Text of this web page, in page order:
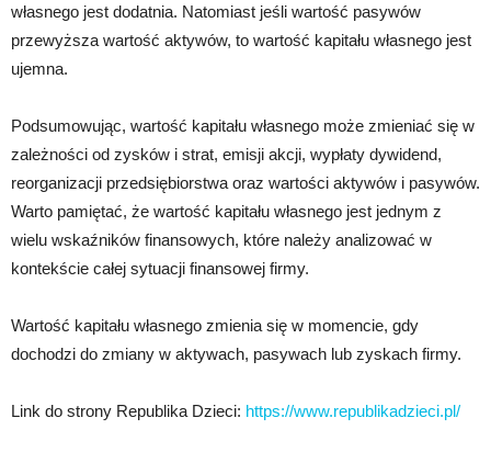
własnego jest dodatnia. Natomiast jeśli wartość pasywów
przewyższa wartość aktywów, to wartość kapitału własnego jest
ujemna.
Podsumowując, wartość kapitału własnego może zmieniać się w
zależności od zysków i strat, emisji akcji, wypłaty dywidend,
reorganizacji przedsiębiorstwa oraz wartości aktywów i pasywów.
Warto pamiętać, że wartość kapitału własnego jest jednym z
wielu wskaźników finansowych, które należy analizować w
kontekście całej sytuacji finansowej firmy.
Wartość kapitału własnego zmienia się w momencie, gdy
dochodzi do zmiany w aktywach, pasywach lub zyskach firmy.
Link do strony Republika Dzieci: https://www.republikadzieci.pl/